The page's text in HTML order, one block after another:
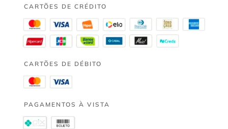
CARTÕES DE CRÉDITO
CARTÕES DE DÉBITO
PAGAMENTOS À VISTA